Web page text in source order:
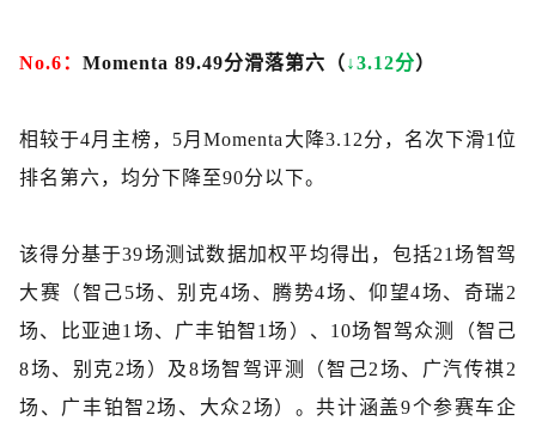
No.6： Momenta 89.49分滑落第六（ ↓3.12分）
相较于4月主榜，5月Momenta大降3.12分，名次下滑1位
排名第六，均分下降至90分以下。
该得分基于39场测试数据加权平均得出，包括21场智驾
大赛（智己5场、别克4场、腾势4场、仰望4场、奇瑞2
场、比亚迪1场、广丰铂智1场）、10场智驾众测（智己
8场、别克2场）及8场智驾评测（智己2场、广汽传祺2
场、广丰铂智2场、大众2场）。共计涵盖9个参赛车企